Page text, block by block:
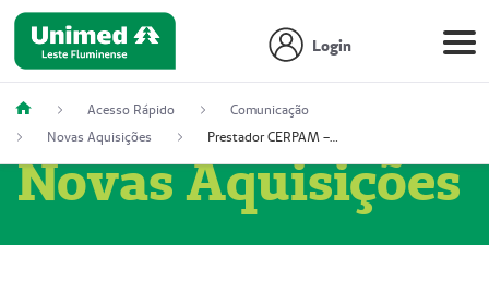
Login
Acesso Rápido
Comunicação
Novas Aquisições
Prestador CERPAM – Centro de Reabilitação S/S Ltda-ME (52004274-8)
Novas Aquisições